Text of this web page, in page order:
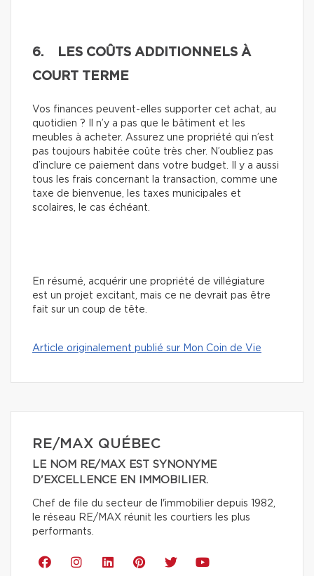
6. LES COÛTS ADDITIONNELS À
COURT TERME
Vos finances peuvent-elles supporter cet achat, au
quotidien ? Il n’y a pas que le bâtiment et les
meubles à acheter. Assurez une propriété qui n’est
pas toujours habitée coûte très cher. N’oubliez pas
d’inclure ce paiement dans votre budget. Il y a aussi
tous les frais concernant la transaction, comme une
taxe de bienvenue, les taxes municipales et
scolaires, le cas échéant.
En résumé, acquérir une propriété de villégiature
est un projet excitant, mais ce ne devrait pas être
fait sur un coup de tête.
Article originalement publié sur Mon Coin de Vie
RE/MAX QUÉBEC
LE NOM RE/MAX EST SYNONYME
D'EXCELLENCE EN IMMOBILIER.
Chef de file du secteur de l'immobilier depuis 1982,
le réseau RE/MAX réunit les courtiers les plus
performants.